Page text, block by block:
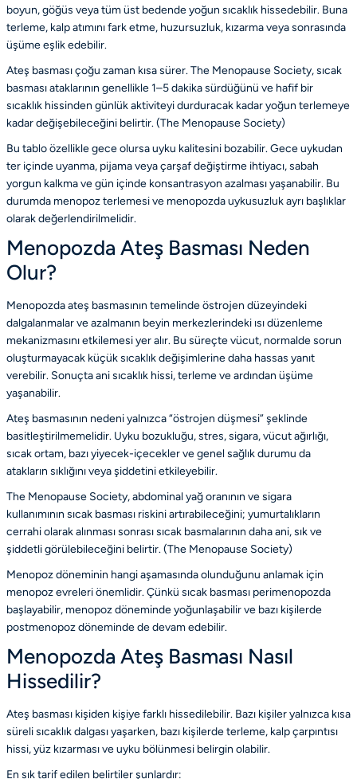
boyun, göğüs veya tüm üst bedende yoğun sıcaklık hissedebilir. Buna
terleme, kalp atımını fark etme, huzursuzluk, kızarma veya sonrasında
üşüme eşlik edebilir.
Ateş basması çoğu zaman kısa sürer. The Menopause Society, sıcak
basması ataklarının genellikle 1–5 dakika sürdüğünü ve hafif bir
sıcaklık hissinden günlük aktiviteyi durduracak kadar yoğun terlemeye
kadar değişebileceğini belirtir. (The Menopause Society)
Bu tablo özellikle gece olursa uyku kalitesini bozabilir. Gece uykudan
ter içinde uyanma, pijama veya çarşaf değiştirme ihtiyacı, sabah
yorgun kalkma ve gün içinde konsantrasyon azalması yaşanabilir. Bu
durumda menopoz terlemesive menopozda uykusuzlukayrı başlıklar
olarak değerlendirilmelidir.
Menopozda Ateş Basması Neden
Olur?
Menopozda ateş basmasının temelinde östrojen düzeyindeki
dalgalanmalar ve azalmanın beyin merkezlerindeki ısı düzenleme
mekanizmasını etkilemesi yer alır. Bu süreçte vücut, normalde sorun
oluşturmayacak küçük sıcaklık değişimlerine daha hassas yanıt
verebilir. Sonuçta ani sıcaklık hissi, terleme ve ardından üşüme
yaşanabilir.
Ateş basmasının nedeni yalnızca “östrojen düşmesi” şeklinde
basitleştirilmemelidir. Uyku bozukluğu, stres, sigara, vücut ağırlığı,
sıcak ortam, bazı yiyecek-içecekler ve genel sağlık durumu da
atakların sıklığını veya şiddetini etkileyebilir.
The Menopause Society, abdominal yağ oranının ve sigara
kullanımının sıcak basması riskini artırabileceğini; yumurtalıkların
cerrahi olarak alınması sonrası sıcak basmalarının daha ani, sık ve
şiddetli görülebileceğini belirtir. (The Menopause Society)
Menopoz döneminin hangi aşamasında olunduğunu anlamak için
menopoz evreleriönemlidir. Çünkü sıcak basması perimenopozda
başlayabilir, menopoz döneminde yoğunlaşabilir ve bazı kişilerde
postmenopoz döneminde de devam edebilir.
Menopozda Ateş Basması Nasıl
Hissedilir?
Ateş basması kişiden kişiye farklı hissedilebilir. Bazı kişiler yalnızca kısa
süreli sıcaklık dalgası yaşarken, bazı kişilerde terleme, kalp çarpıntısı
hissi, yüz kızarması ve uyku bölünmesi belirgin olabilir.
En sık tarif edilen belirtiler şunlardır: